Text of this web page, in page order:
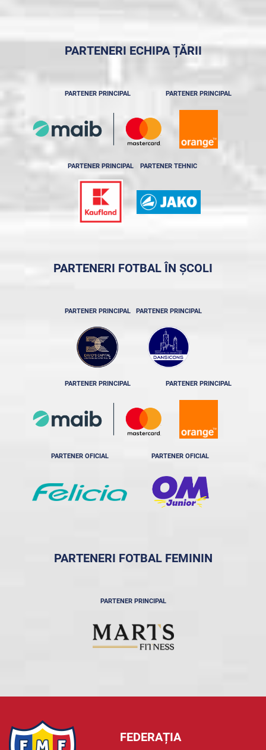
PARTENERI ECHIPA ȚĂRII
PARTENER PRINCIPAL PARTENER PRINCIPAL
PARTENER PRINCIPAL PARTENER TEHNIC
PARTENERI FOTBAL ÎN ȘCOLI
PARTENER PRINCIPAL PARTENER PRINCIPAL
PARTENER PRINCIPAL PARTENER PRINCIPAL
PARTENER OFICIAL PARTENER OFICIAL
PARTENERI FOTBAL FEMININ
PARTENER PRINCIPAL
FEDERAȚIA